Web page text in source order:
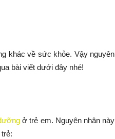
khác về sức khỏe. Vậy nguyên
bài viết dưới đây nhé!
ở trẻ em. Nguyên nhân này